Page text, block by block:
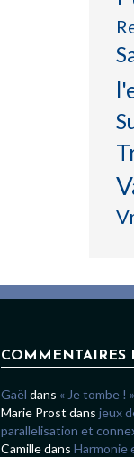
COMMENTAIRES
Gaël dans « Je tombe !
Marie Prost dans jeux
parallelisation et
Camilledans Harmonie